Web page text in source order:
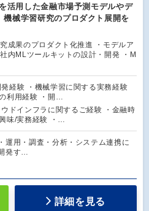
活用した金融市場予測モデルやデ
機械学習研究のプロダクト展開を
成果のプロダクト化推進 ・モデルア
内MLツールキットの設計・開発 ・M
発経験 ・機械学習に関する実務経験
利用経験 ・開…
ウドインフラに関するご経験 ・金融時
味/実務経験 ・…
運用・調査・分析・システム連携に
発す…
詳細を見る